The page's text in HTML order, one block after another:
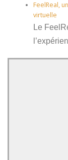
FeelReal,
virtuelle
Le